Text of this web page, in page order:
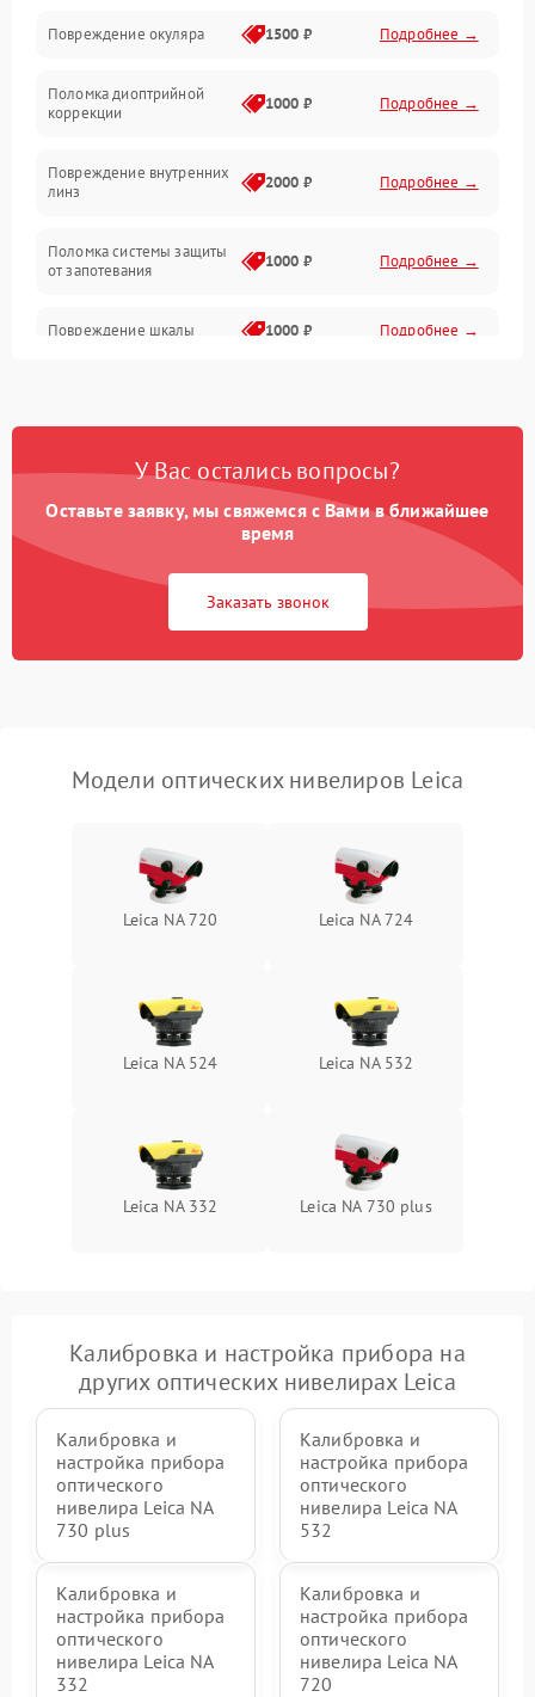
Электроника
Аксессуары
Повреждение окуляра 1500 ₽ Подробнее →
Поломка диоптрийной
коррекции
1000 ₽ Подробнее →
Повреждение внутренних
линз
2000 ₽ Подробнее →
Поломка системы защиты
от запотевания
1000 ₽ Подробнее →
Повреждение шкалы 1000 ₽ Подробнее →
Царапины на линзах 2500 ₽ Подробнее →
Потеря резкости 2000 ₽
Искажение изображения 2000 ₽
У Вас остались вопросы?
Оставьте заявку, мы свяжемся с Вами в ближайшее
время
Заказать звонок
Модели оптических нивелиров Leica
Leica NA 720 Leica NA 724
Leica NA 524 Leica NA 532
Leica NA 332 Leica NA 730 plus
Калибровка и настройка прибора на
других оптических нивелирах Leica
Калибровка и
настройка прибора
оптического
нивелира Leica NA
730 plus
Калибровка и
настройка прибора
оптического
нивелира Leica NA
532
Калибровка и
настройка прибора
оптического
нивелира Leica NA
332
Калибровка и
настройка прибора
оптического
нивелира Leica NA
720